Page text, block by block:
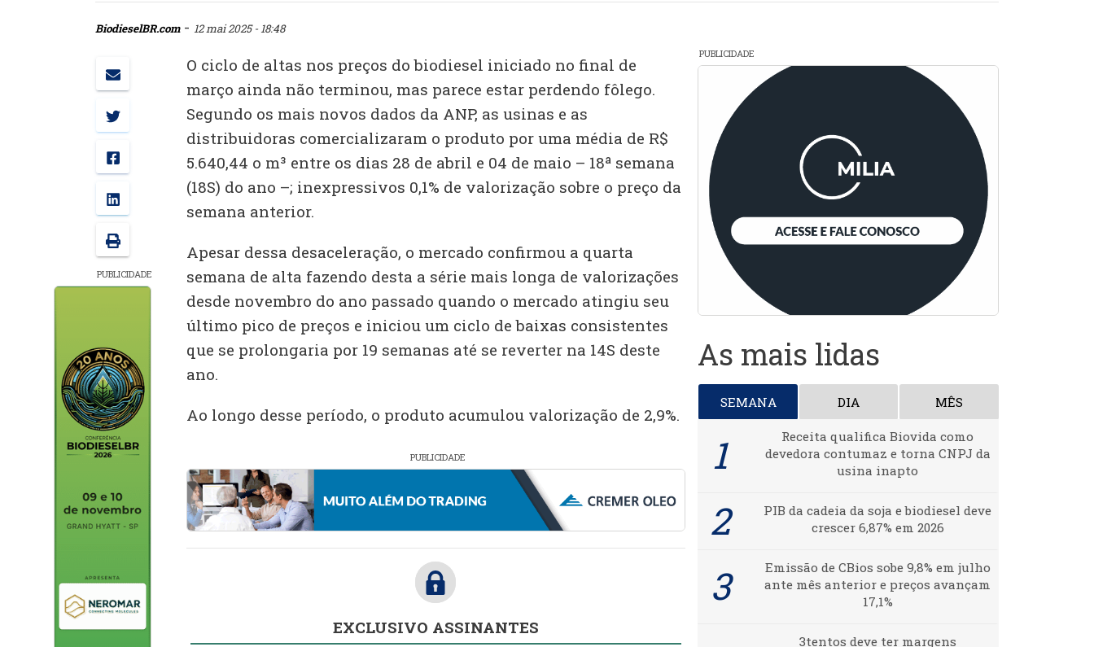
BiodieselBR.com- 12 mai 2025 - 18:48
PUBLICIDADE
O ciclo de altas nos preços do biodiesel iniciado no final de
março ainda não terminou, mas parece estar perdendo fôlego.
Segundo os mais novos dados da ANP, as usinas e as
distribuidoras comercializaram o produto por uma média de R$
5.640,44 o m³ entre os dias 28 de abril e 04 de maio – 18ª semana
(18S) do ano –; inexpressivos 0,1% de valorização sobre o preço da
semana anterior.
Apesar dessa desaceleração, o mercado confirmou a quarta
semana de alta fazendo desta a série mais longa de valorizações
desde novembro do ano passado quando o mercado atingiu seu
último pico de preços e iniciou um ciclo de baixas consistentes
que se prolongaria por 19 semanas até se reverter na 14S deste
ano.
Ao longo desse período, o produto acumulou valorização de 2,9%.
PUBLICIDADE
EXCLUSIVO ASSINANTES
PUBLICIDADE
As mais lidas
SEMANA DIA MÊS
Receita qualifica Biovida como
devedora contumaz e torna CNPJ da
usina inapto
PIB da cadeia da soja e biodiesel deve
crescer 6,87% em 2026
Emissão de CBios sobe 9,8% em julho
ante mês anterior e preços avançam
17,1%
3tentos deve ter margens